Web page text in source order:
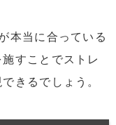
本当に合っている
すことでストレ
きるでしょう。